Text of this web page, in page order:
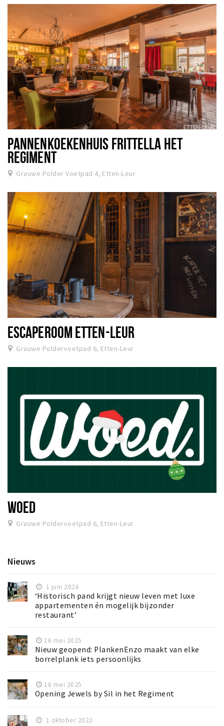
PANNENKOEKENHUIS FRITTELLA HET
REGIMENT
Grauwe Polder Voetpad 4, Etten-Leur
ESCAPEROOM ETTEN-LEUR
Grauwe Poldervoetpad 6, Etten-Leur
WOED
Grauwe Poldervoetpad 6, Etten-Leur
Nieuws
1 juni 2026
‘Historisch pand krijgt nieuw leven met luxe
appartementen én mogelijk bijzonder
restaurant’
16 mei 2025
Nieuw geopend: PlankenEnzo maakt van elke
borrelplank iets persoonlijks
16 mei 2025
Opening Jewels by Sil in het Regiment
1 oktober 2023